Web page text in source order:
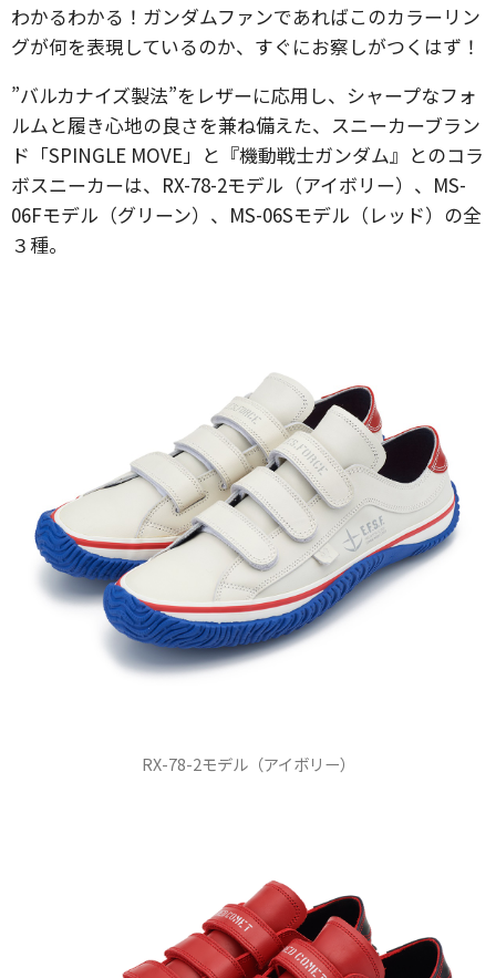
わかるわかる！ガンダムファンであればこのカラーリン
グが何を表現しているのか、すぐにお察しがつくはず！
”バルカナイズ製法”をレザーに応用し、シャープなフォ
ルムと履き心地の良さを兼ね備えた、スニーカーブラン
ド「SPINGLE MOVE」と『機動戦士ガンダム』とのコラ
ボスニーカーは、RX-78-2モデル（アイボリー）、MS-
06Fモデル（グリーン）、MS-06Sモデル（レッド）の全
３種。
RX-78-2モデル（アイボリー）